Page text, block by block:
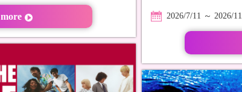
more 2026/7/11 ～ 2026/